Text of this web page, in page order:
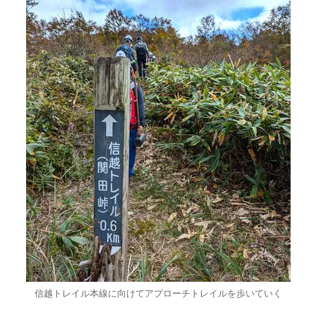
信越トレイル本線に向けてアプローチトレイルを歩いていく